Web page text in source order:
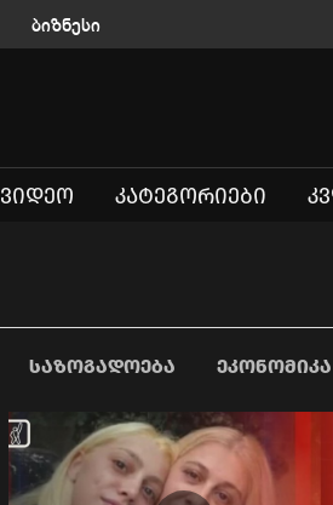
ბიზნესი
ᲕᲘᲓᲔᲝ ᲙᲐᲢᲔᲒᲝᲠᲘᲔᲑᲘ
ᲡᲐᲖᲝᲒᲐᲓᲝᲔᲑᲐ ᲔᲙᲝᲜᲝᲛᲘᲙᲐ